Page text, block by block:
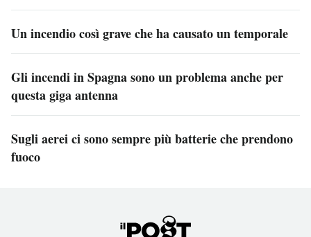
Un incendio così grave che ha causato un temporale
Gli incendi in Spagna sono un problema anche per
questa giga antenna
Sugli aerei ci sono sempre più batterie che prendono
fuoco